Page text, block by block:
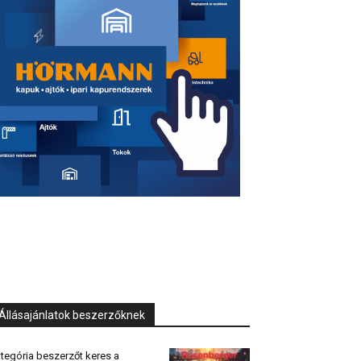
beszerzőknek
beszerzőt keres a